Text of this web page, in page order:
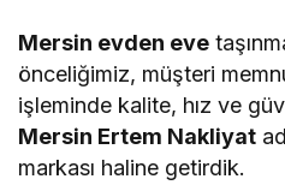
Mersin evden eve
önceliğimiz, müşteri
işleminde kalite, hız ve
Mersin Ertem Nakliyat
markası haline getirdik.